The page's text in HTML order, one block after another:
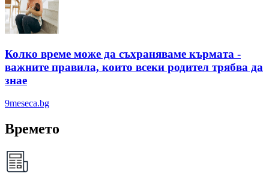
Колко време може да съхраняваме кърмата -
важните правила, които всеки родител трябва да
знае
9meseca.bg
Времето